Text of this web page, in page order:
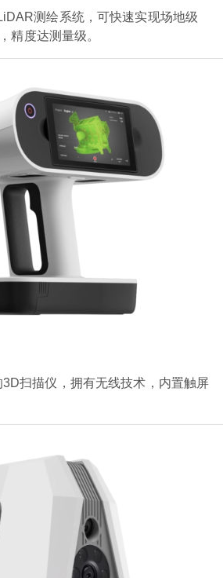
测绘系统，可快速实现场地级
精度达测量级。
扫描仪，拥有无线技术，内置触屏